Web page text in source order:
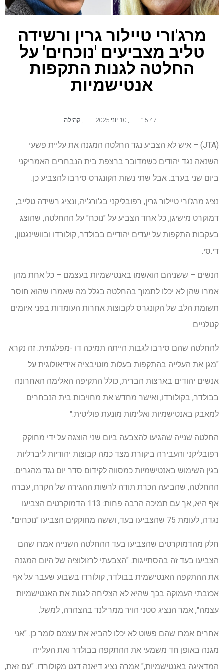
מרג'ורי טיילור גרין ורשידה
טליב מצביעים 'נוכחים' על
החלטה לגנות התקפות
אנטישמיות
15:47 10 יוני 2025 קהילה
(JTA) – איש לא הצביע נגד החלטה המגנה את עליית פשעי
השנאה נגד יהודים כשמדובר ברצפת בית הנבחרים האמריקני
ביום שני בערב. אבל שתי נשות הקונגרס סירבו להצביע כן.
נציג מרג'ורי טיילור גרין, רפובליקני בג'ורג'יה, ונציג רשידה טלייב,
דמוקרט מישיגן, כל אחד הצביע על "נוכח" על ההחלטה, שהוצג
בעקבות התקפות על יעדים יהודיים בבולדר, קולורדו ובוושינגטון,
די.סי.
הנשים – ששניהם הואשמו באנטישמיות בעצמם – כל אחת מהן
אמרו שהן לא יכלו לתמוך בהחלטה בגלל מה שאמרו שהוא חוסר
תשומת הלב של הקונגרס לקבוצות אחרות העומדות בפני איומים
קטלניים.
להחלטה שהם סירבו לגבות הייתה תמיכה דו -מפלגתית. זה נקרא
"מגן את העלייה בהתקפות בעלות מוטיבציה אידיאולוגית על
אנשים יהודים בארצות הברית, כולל התקיפה האלימה האחרונה
בבולדר, בקולורדו, ואישר מחדש את מחויבות בית הנבחרים
למאבק באנטישמיות ואלימות מונעת פוליטית."
החלטה שנייה שהגיעו להצבעה ביום שני הוצגה על ידי מחוקק
רפובליקני והעבירה ביקורת מצד כמה קבוצות יהודיות ליברליות
בגין השימוש באנטישמיות כמסווה לקידום סדר יום נגד מהגרים.
ההחלטה, שהביעה הכרת תודה לרשות ההגירה של הקרח, עברה
אף היא, אך עם תמיכה הרבה פחות: 113 הדמוקרטים הצביעו
נגדה, לעומת 75 שהצביעו בעד, וששה מחוקקים הצביעו "נוכחים".
חלק מהדמוקרטים שהצביעו בעד ההחלטה השנייה אמרו שהם
הצביעו בעד זה בהסתייגות. "הצבעתי לרזולוציה של היום המגנה
את ההתקפה האנטישמית בבולדר, קולורדו בשבוע שעבר על אף
אכזבתי העמוקה בכך שהיא לא הצליחה לגנות את האנטישמיות
עצמה", אמר הנציג סטני הויר ממרילנד בהצהרה, למשל.
אחרים אמרו שהם פשוט לא יכלו להביא את עצמם לומר כן. "אני
מגנה באופן חד משמעי את ההתקפה בבולדר ואת העלייה
המדאיגה באנטישמיות," אמרה נציג דיאנה דגט מקולורדו. "עם זאת,